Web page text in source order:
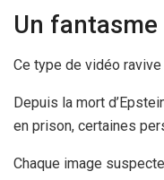
Un
Ce type de vidéo
Depuis la mort
en prison, certaines
Chaque image